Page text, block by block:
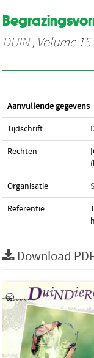
DUIN, Volume 15
Aanvullende gegevens
Tijdschrift
Rechten
Organisatie
Referentie
Download